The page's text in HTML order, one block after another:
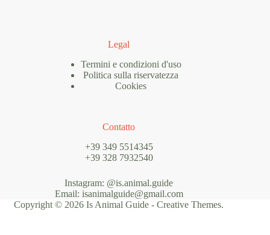
Legal
Termini e condizioni d'uso
Politica sulla riservatezza
Cookies
Contatto
+39 349 5514345
+39 328 7932540
Instagram: @is.animal.guide
Email: isanimalguide@gmail.com
Copyright © 2026 Is Animal Guide -Creative Themes.